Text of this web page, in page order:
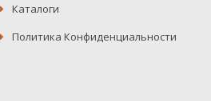
Каталоги
Политика Конфиденциальности